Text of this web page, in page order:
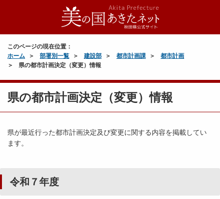
このページの現在位置：
ホーム
部署別一覧 建設部 都市計画課
都市計画
県の都市計画決定（変更）情報
県の都市計画決定（変更）情報
県が最近行った都市計画決定及び変更に関する内容を掲載してい
ます。
令和７年度